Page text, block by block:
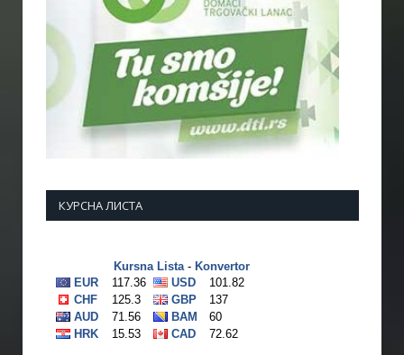
КУРСНА ЛИСТА